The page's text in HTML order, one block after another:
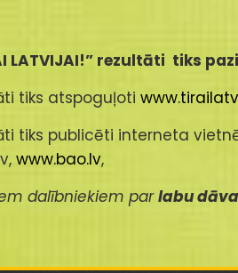
LATVIJAI!” rezultāti tiks
tiks atspoguļoti
tiks publicēti interneta
www.bao.lv,
dalībniekiem parlabu